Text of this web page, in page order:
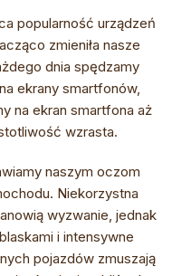
popularność urządzeń
zmieniła nasze
dnia spędzamy
ekrany smartfonów,
na ekran smartfona aż
wzrasta.
naszym oczom
Niekorzystna
wyzwanie, jednak
i intensywne
pojazdów zmuszają